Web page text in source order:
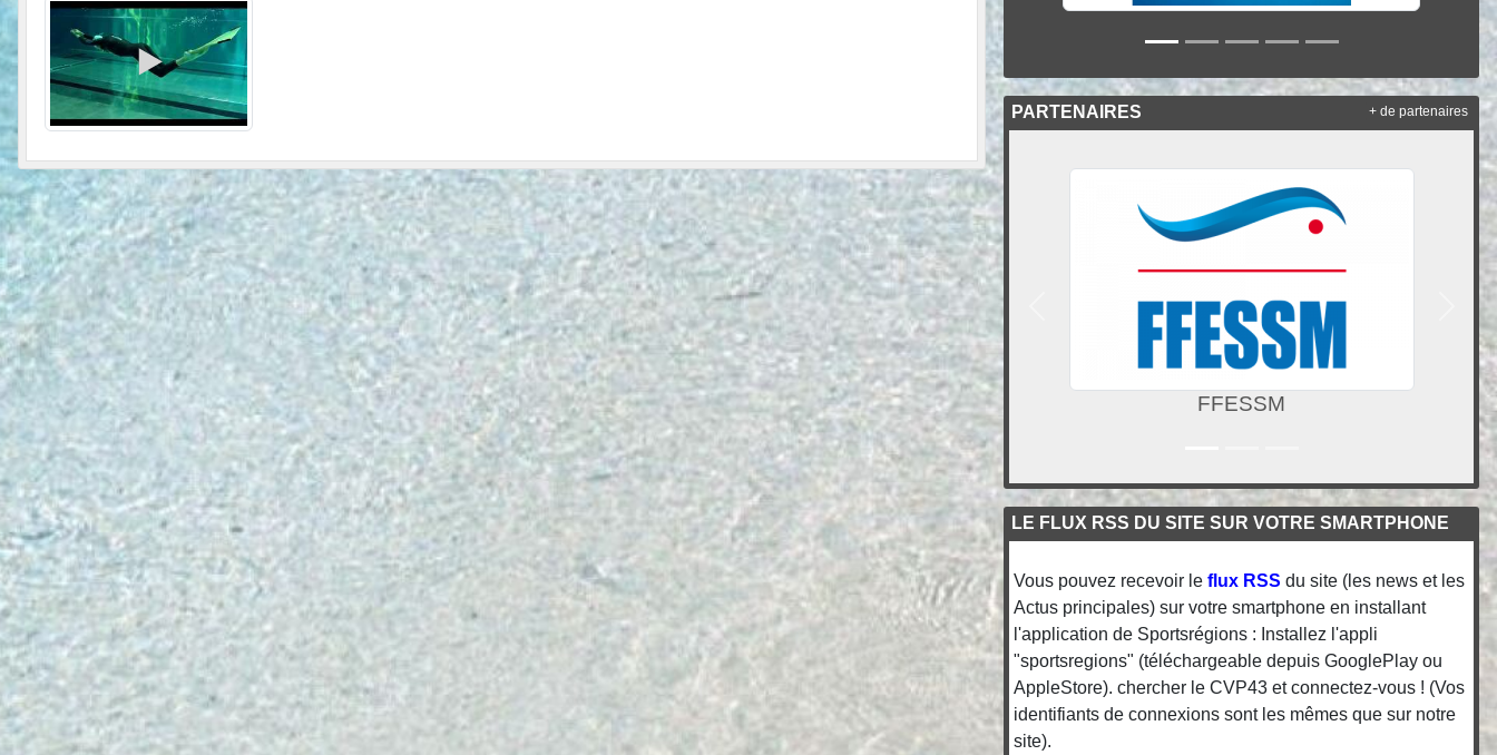
PARTENAIRES
AFM Téléthon
+ de partenaires
LE FLUX RSS DU SITE SUR VOTRE SMARTPHONE
Vous pouvez recevoir leflux RSS du site (les news et les
Actus principales) sur votre smartphone en installant
l'application de Sportsrégions : Installez l'appli
"sportsregions" (téléchargeable depuis GooglePlay ou
AppleStore). chercher le CVP43 et connectez-vous ! (Vos
identifiants de connexions sont les mêmes que sur notre
site).